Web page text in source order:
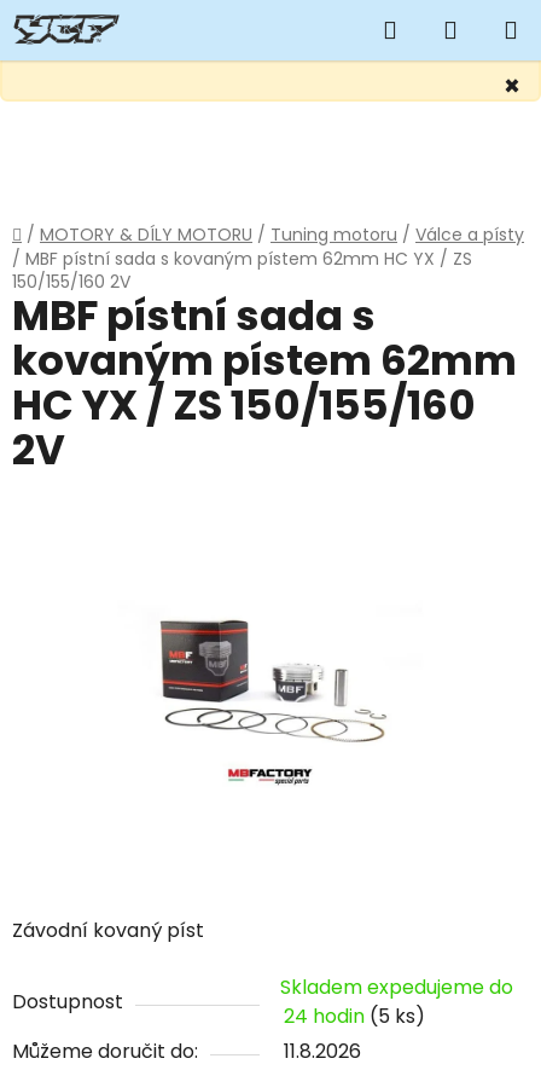
×
Hledat
KOŠÍK
Domů
/ MOTORY & DÍLY MOTORU / Tuning motoru / Válce a písty
/ MBF pístní sada s kovaným pístem 62mm HC YX / ZS
150/155/160 2V
Závodní kovaný píst
Dostupnost
Skladem expedujeme do
24 hodin (5 ks)
Můžeme doručit do:
11.8.2026
MBF pístní sada s
kovaným pístem 62mm
HC YX / ZS 150/155/160
2V